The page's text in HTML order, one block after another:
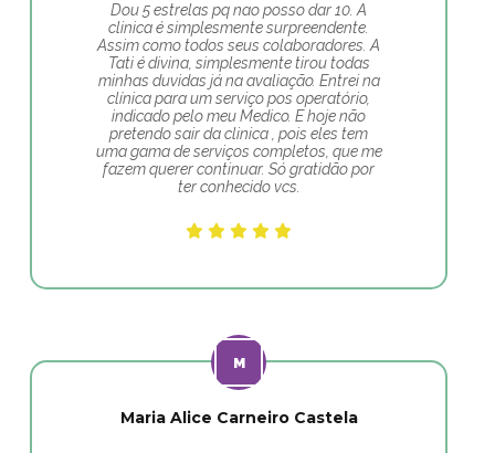
Dou 5 estrelas pq nao posso dar 10. A
clinica é simplesmente surpreendente.
Assim como todos seus colaboradores. A
Tati é divina, simplesmente tirou todas
minhas duvidas já na avaliação. Entrei na
clínica para um serviço pos operatório,
indicado pelo meu Medico. E hoje não
pretendo sair da clinica , pois eles tem
uma gama de serviços completos, que me
fazem querer continuar. Só gratidão por
ter conhecido vcs.
Maria Alice Carneiro Castela